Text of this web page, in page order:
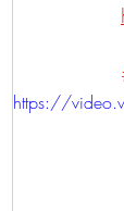
https://